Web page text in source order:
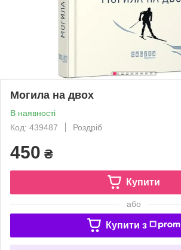
Могила на двох
В наявності
Код: 439487
Роздріб
450 ₴
Купити
або
Купити з